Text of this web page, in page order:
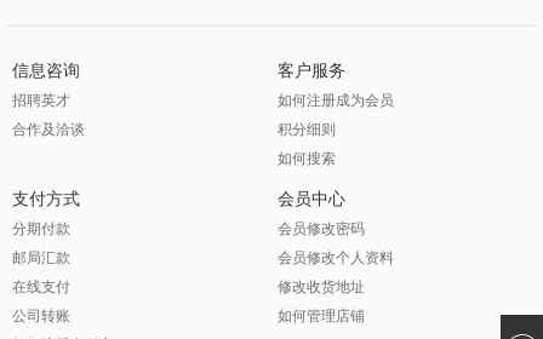
信息咨询
招聘英才
合作及洽谈
客户服务
如何注册成为会员
积分细则
如何搜索
支付方式
分期付款
邮局汇款
在线支付
公司转账
会员中心
会员修改密码
会员修改个人资料
修改收货地址
如何管理店铺